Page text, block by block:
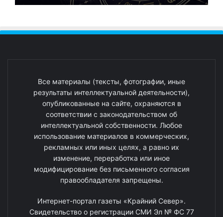
Все материалы (тексты, фотографии, иные
результаты интеллектуальной деятельности),
опубликованные на сайте, охраняются в
соответствии с законодательством об
интеллектуальной собственности. Любое
использование материалов в коммерческих,
рекламных или иных целях, а равно их
изменение, переработка или иное
модифицирование без письменного согласия
правообладателя запрещены.
Интернет-портал газеты «Крайний Север».
Свидетельство о регистрации СМИ Эл № ФС 77